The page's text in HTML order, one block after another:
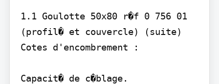
1.1 Goulotte 50x80 r�f 0 756 01
(profil� et couvercle) (suite)
Cotes d'encombrement :
Capacit� de c�blage.